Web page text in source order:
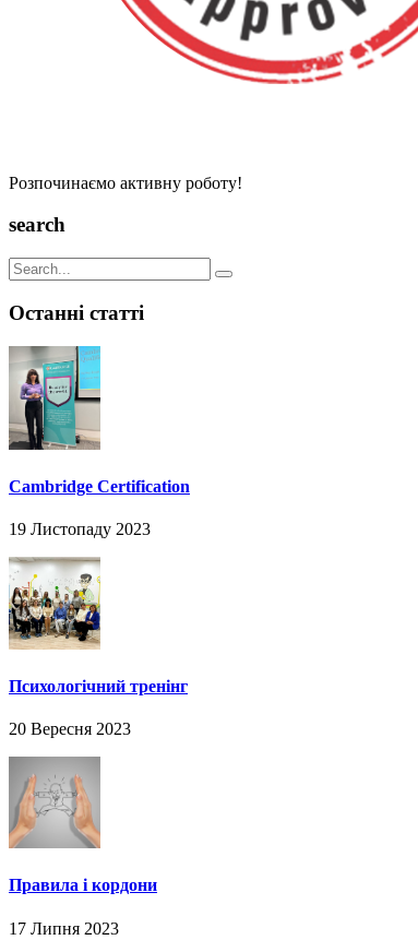
Розпочинаємо активну роботу!
search
Останні статті
Cambridge Certification
19 Листопаду 2023
Психологічний тренінг
20 Вересня 2023
Правила і кордони
17 Липня 2023